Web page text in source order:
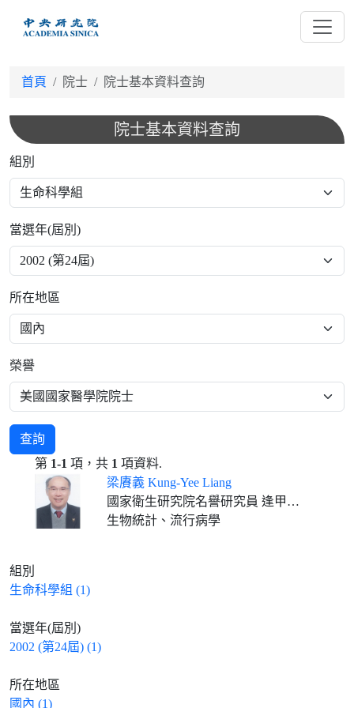
首頁 院士 院士基本資料查詢
院士基本資料查詢
組別
當選年(屆別)
所在地區
榮譽
查詢
第 1-1 項，共 1 項資料.
梁賡義 Kung-Yee Liang
國家衛生研究院名譽研究員 逢甲大學春雨講座教授(2023/02/01- )
生物統計、流行病學
組別
生命科學組 (1)
當選年(屆別)
2002 (第24屆) (1)
所在地區
國內 (1)